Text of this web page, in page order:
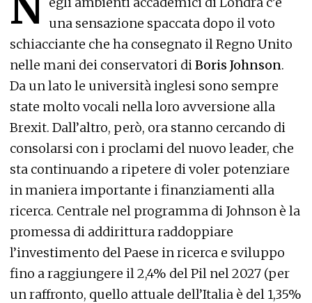
una sensazione spaccata dopo il voto
schiacciante che ha consegnato il Regno Unito
nelle mani dei conservatori diBoris Johnson.
Da un lato le università inglesi sono sempre
state molto vocali nella loro avversione alla
Brexit. Dall’altro, però, ora stanno cercando di
consolarsi con i proclami del nuovo leader, che
sta continuando a ripetere di voler potenziare
in maniera importante i finanziamenti alla
ricerca. Centrale nel programma di Johnson è la
promessa di addirittura raddoppiare
l’investimento del Paese in ricerca e sviluppo
fino a raggiungere il 2,4% del Pil nel 2027 (per
un raffronto, quello attuale dell’Italia è del 1,35%